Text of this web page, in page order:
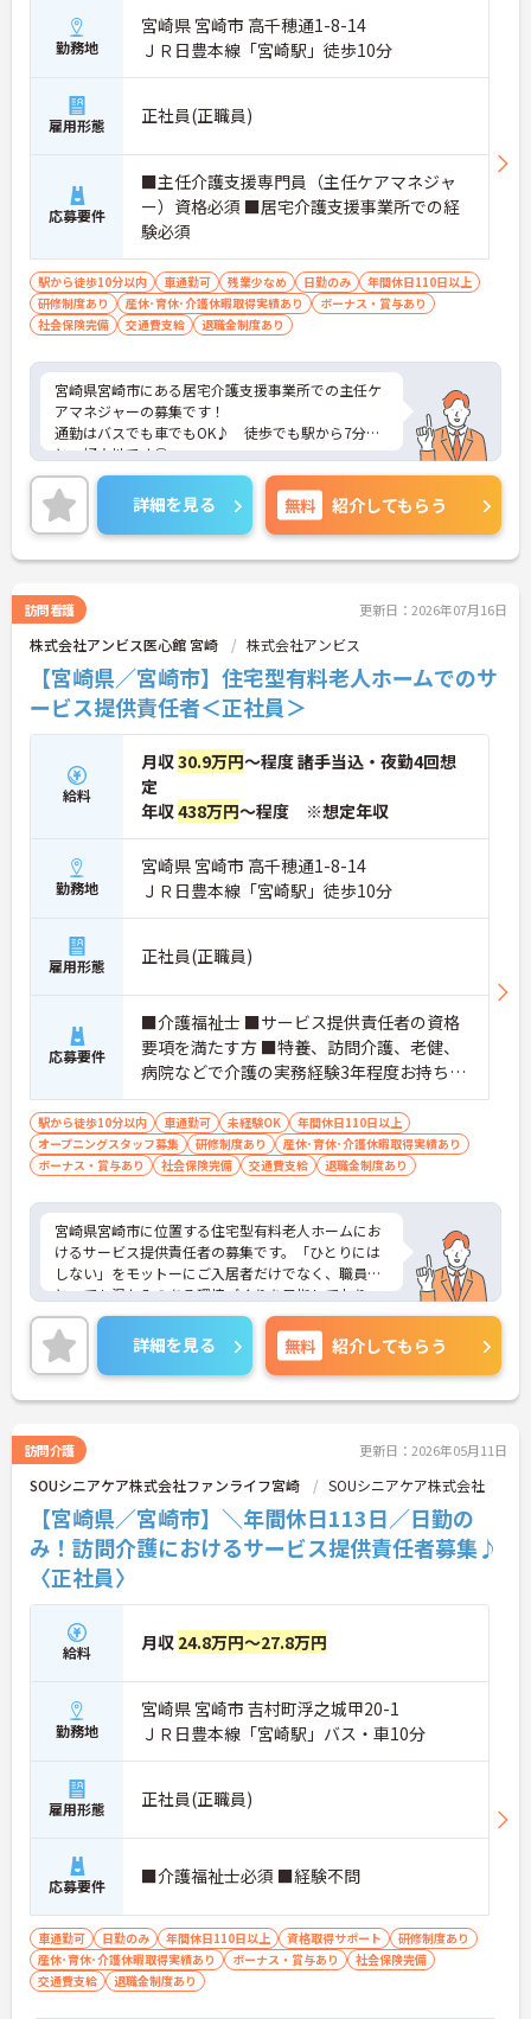
勤務地
宮崎県 宮崎市 高千穂通1-8-14
ＪＲ日豊本線「宮崎駅」徒歩10分
雇用形態 正社員(正職員)
応募要件
■主任介護支援専門員（主任ケアマネジャ
ー）資格必須 ■居宅介護支援事業所での経
験必須
駅から徒歩10分以内 車通勤可 残業少なめ 日勤のみ
年間休日110日以上
研修制度あり
産休･育休･介護休暇取得実績あり
ボーナス・賞与あり
社会保険完備
交通費支給 退職金制度あり
宮崎県宮崎市にある居宅介護支援事業所での主任ケ
アマネジャーの募集です！
通勤はバスでも車でもOK♪ 徒歩でも駅から7分
と、好立地です◎
夏季休暇や冬季休暇があり、年間休日は115日と、
しっかりとお休みが取れます♪
ご興味のある方には、面接対策ポイントなど、さら
に詳細をお話しいたしますのでお気軽にご相談くだ
さい！
詳細を見る 無料 紹介してもらう
訪問看護 更新日：2026年07月16日
株式会社アンビス医心館 宮崎 株式会社アンビス
【宮崎県／宮崎市】住宅型有料老人ホームでのサ
ービス提供責任者＜正社員＞
給料
月収30.9万円～程度 諸手当込・夜勤4回想
定
年収438万円～程度 ※想定年収
勤務地
宮崎県 宮崎市 高千穂通1-8-14
ＪＲ日豊本線「宮崎駅」徒歩10分
雇用形態 正社員(正職員)
応募要件
■介護福祉士 ■サービス提供責任者の資格
要項を満たす方 ■特養、訪問介護、老健、
病院などで介護の実務経験3年程度お持ちの
方 ※サービス提供責任者未経験も可（サ責
未経験スタートの実績多数）
駅から徒歩10分以内 車通勤可 未経験OK
年間休日110日以上
オープニングスタッフ募集
研修制度あり
産休･育休･介護休暇取得実績あり
ボーナス・賞与あり
社会保険完備 交通費支給 退職金制度あり
宮崎県宮崎市に位置する住宅型有料老人ホームにお
けるサービス提供責任者の募集です。「ひとりには
しない」をモットーにご入居者だけでなく、職員に
とっても温かみのある環境づくりを目指しており、
ご利用者一人ひとりに寄り添ってサービスを提供し
ていただける方を募集しています。サービス提供責
任者の経験がなくスタートされた方も多数いらっし
ゃいます。
ご興味のある方には、面接対策ポイントなど、さら
さい！
詳細を見る 無料 紹介してもらう
訪問介護 更新日：2026年05月11日
SOUシニアケア株式会社ファンライフ宮崎 SOUシニアケア株式会社
【宮崎県／宮崎市】＼年間休日113日／日勤の
み！訪問介護におけるサービス提供責任者募集♪
〈正社員〉
給料 月収 24.8万円～27.8万円
勤務地
宮崎県 宮崎市 吉村町浮之城甲20-1
ＪＲ日豊本線「宮崎駅」バス・車10分
雇用形態 正社員(正職員)
応募要件 ■介護福祉士必須 ■経験不問
車通勤可 日勤のみ 年間休日110日以上 資格取得サポート
研修制度あり
産休･育休･介護休暇取得実績あり
ボーナス・賞与あり
社会保険完備
交通費支給
退職金制度あり